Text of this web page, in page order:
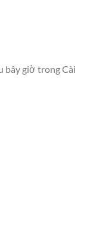
bây giờ trong Cài